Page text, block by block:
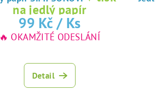
na jedlý papír
99 Kč / Ks
🔥 OKAMŽITÉ ODESLÁNÍ
Detail